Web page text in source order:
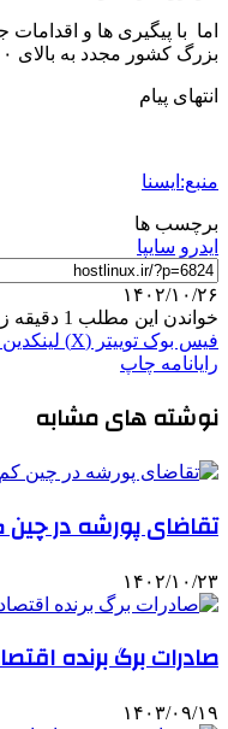
اما با پیگیری ها و اقدامات
بزرگ کشور مجدد به بالای ۴۰۰۰ دستگاه در روز رسیده است.
انتهای پیام
منبع:ایسنا
برچسب ها
ایدرو سايپا
۱۴۰۲/۱۰/۲۶
خواندن این مطلب 1 دقیقه زمان میبرد
فیس بوک توییتر (X) لینکدین
رایانامه چاپ
نوشته های مشابه
تقاضای پورشه در
۱۴۰۲/۱۰/۲۳
صادرات برگ برنده
۱۴۰۳/۰۹/۱۹